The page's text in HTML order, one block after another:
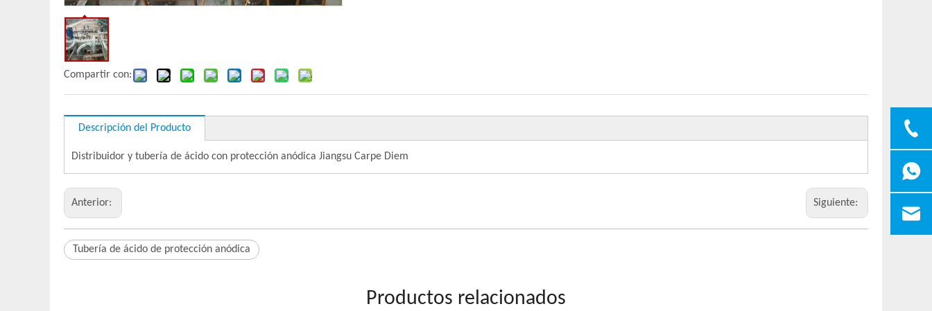
Compartir con:
Descripción del Producto
Distribuidor y tubería de ácido con protección anódica Jiangsu Carpe Diem
Anterior: Siguiente:
Tubería de ácido de protección anódica
Productos relacionados